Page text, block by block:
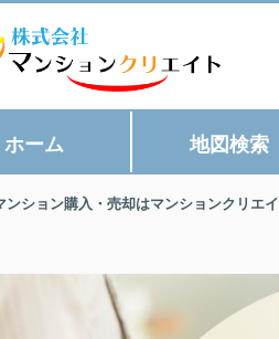
ホーム 地図検索
ンション購入・売却はマンションクリエ